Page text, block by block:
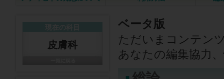
ベータ版
ただいまコンテン
あなたの編集協力
皮膚科